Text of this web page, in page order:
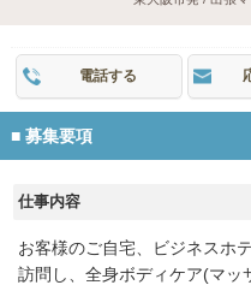
電話する
募集要項
仕事内容
お客様のご自宅、ビジネスホ
訪問し、全身ボディケア(マッ